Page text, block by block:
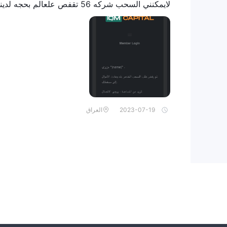
لايمكنني السحب شركه 56 تقفص علعالم بحجه لدينه صيانه او لدينا زخم
2023-07-19 العراق